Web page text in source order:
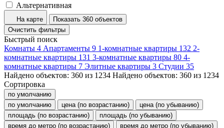
Альтернативная
На карте
Показать 360 объектов
Очистить фильтры
Быстрый поиск
Комнаты 4 Апартаменты 9 1-комнатные квартиры 132 2-
комнатные квартиры 131 3-комнатные квартиры 80 4-
комнатные квартиры 7 Элитные квартиры 3 Студии 35
Найдено объектов: 360 из 1234 Найдено объектов: 360 из 1234
Сортировка
по умолчанию
по умолчанию
цена (по возрастанию)
цена (по убыванию)
площадь (по возрастанию)
площадь (по убыванию)
время до метро (по возрастанию)
время до метро (по убыванию)